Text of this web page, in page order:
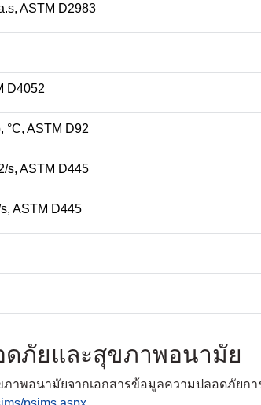
ASTM D2983
D4052
ASTM D92
s, ASTM D445
ASTM D445
ภัยและสุขภาพอนามัย
พอนามัยจากเอกสารข้อมูลความปลอดภัยกา